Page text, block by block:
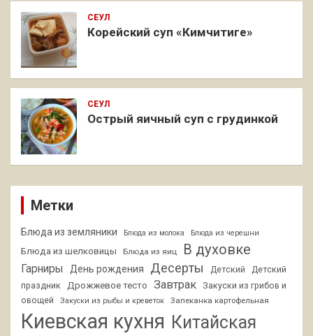
СЕУЛ
Корейский суп «Кимчитиге»
СЕУЛ
Острый яичный суп с грудинкой
Метки
Блюда из земляники Блюда из молока Блюда из черешни
Блюда из шелковицы Блюда из яиц В духовке
Гарниры День рождения Десерты Детский
Детский
праздник
Дрожжевое тесто Завтрак
Закуски из грибов и
овощей
Закуски из рыбы и креветок Запеканка картофельная
Киевская кухня Китайская